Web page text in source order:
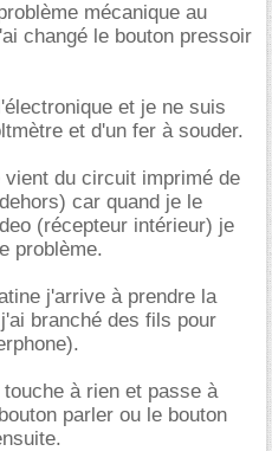
mécanique au
changé le bouton pressoir
et je ne suis
et d'un fer à souder.
du circuit imprimé de
car quand je le
(récepteur intérieur) je
problème.
j'arrive à prendre la
branché des fils pour
à rien et passe à
parler ou le bouton